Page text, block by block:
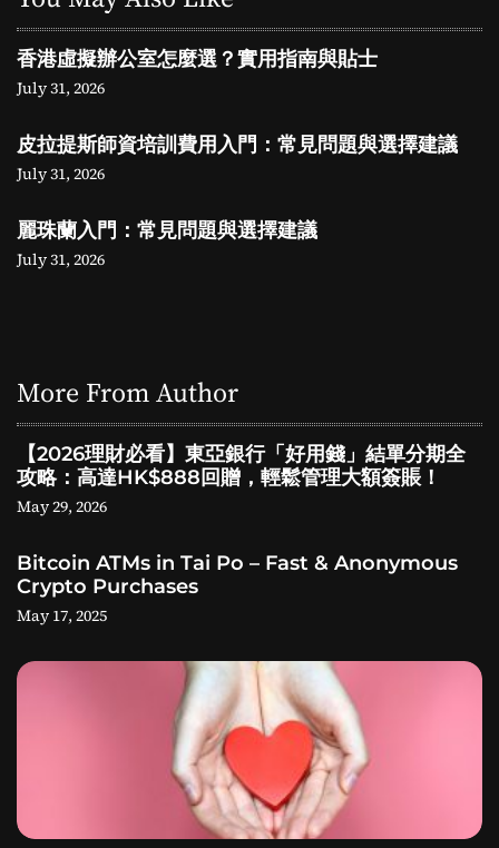
香港虛擬辦公室怎麼選？實用指南與貼士
July 31, 2026
皮拉提斯師資培訓費用入門：常見問題與選擇建議
July 31, 2026
麗珠蘭入門：常見問題與選擇建議
July 31, 2026
More From Author
【2026理財必看】東亞銀行「好用錢」結單分期全
攻略：高達HK$888回贈，輕鬆管理大額簽賬！
May 29, 2026
Bitcoin ATMs in Tai Po – Fast & Anonymous
Crypto Purchases
May 17, 2025